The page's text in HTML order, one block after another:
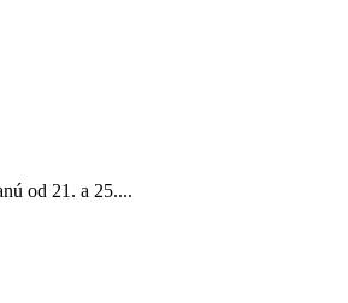
od 21. a 25....